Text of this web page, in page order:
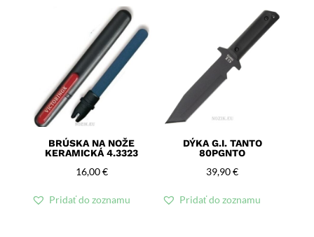
BRÚSKA NA NOŽE
KERAMICKÁ 4.3323
16,00€
Pridať do zoznamu
DÝKA G.I. TANTO
80PGNTO
39,90€
Pridať do zoznamu